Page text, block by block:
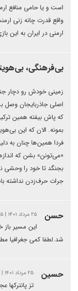
است و یا حامی منافع
واقع قدرت چانه زنی
ارمنی در ایران به این
بی‌فرهنگی،
زمینی خودش رو دچار
اصلی جاذربایجان وصل
که پاش بیفته همین
بمونه. الان که این
فردا همین‌ها چنان به
«می‌تونن» بشن که اندازه
بجنگد تا خود را وحشی
جرات حرف‌زدن نداشته
حسن ۲۵ مرداد ۱۴۰۱ | ۱۳:۳۵
این مسیر
شد.لطفا کمی جغرافیا
حسین ۲۵ مرداد ۱۴۰۱ | ۲۰:۵۵
تز پانترکها